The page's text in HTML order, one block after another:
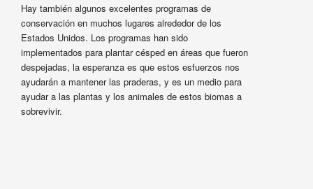
Hay también algunos excelentes programas de
conservación en muchos lugares alrededor de los
Estados Unidos. Los programas han sido
implementados para plantar césped en áreas que fueron
despejadas, la esperanza es que estos esfuerzos nos
ayudarán a mantener las praderas, y es un medio para
ayudar a las plantas y los animales de estos biomas a
sobrevivir.